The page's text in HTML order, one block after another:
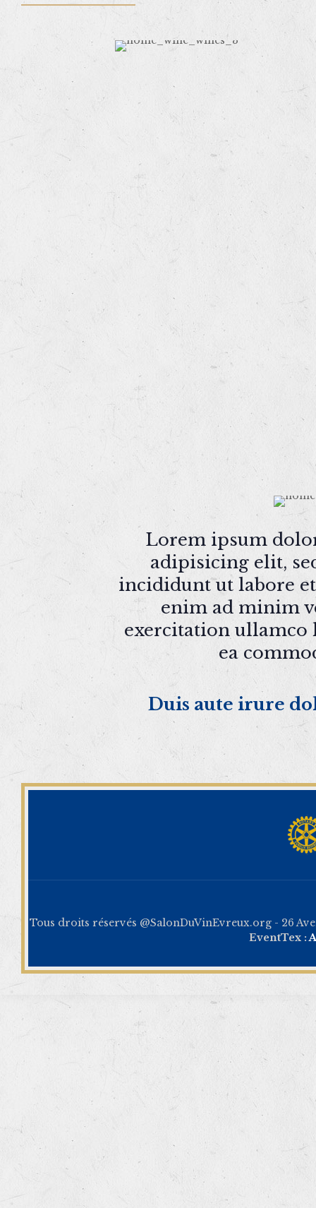
Lorem ipsum
adipisicing elit,
incididunt ut labore
enim ad minim
exercitation
ea
Duis aute irure
Tous droits réservés @SalonDuVinEvreux.org - 26
EventTex :